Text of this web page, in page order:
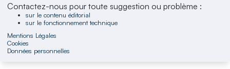
Contactez-nous pour toute suggestion ou problème :
sur le contenu éditorial
sur le fonctionnement technique
Mentions Légales
Cookies
Données personnelles